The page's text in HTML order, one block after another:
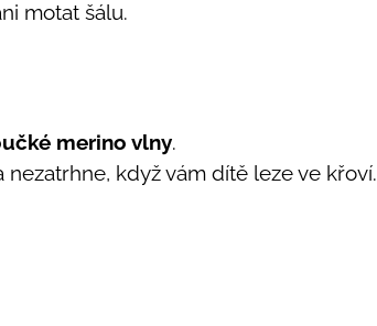
motat šálu.
merino vlny.
když vám dítě leze ve křoví.